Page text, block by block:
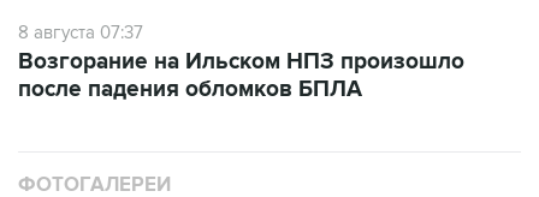
8 августа 07:37
Возгорание на Ильском НПЗ произошло
после падения обломков БПЛА
ФОТОГАЛЕРЕИ